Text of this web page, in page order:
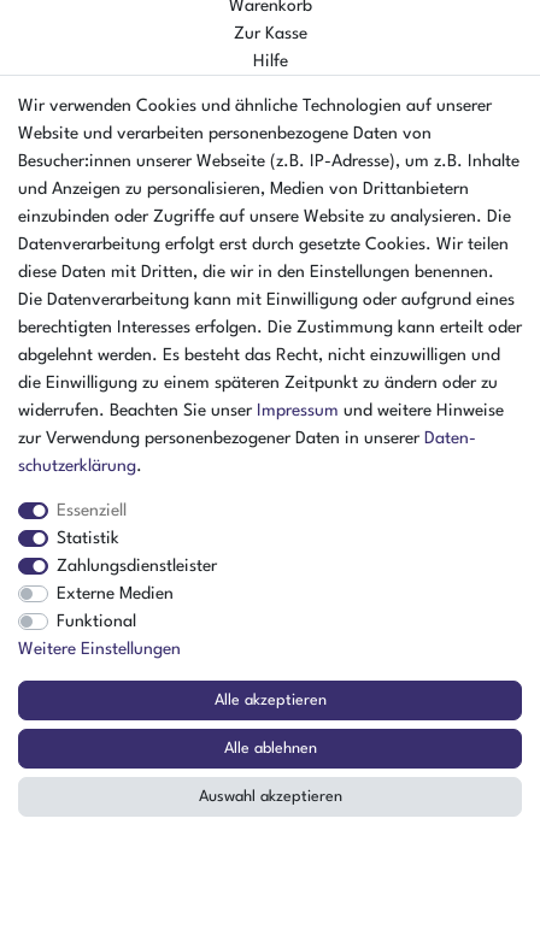
Warenkorb
Zur Kasse
Hilfe
UNTERNEHMEN
Ankaufformular
Kontakt
Datenschutzerklärung
Batterieverordnung
AGB
Impressum
ÜBER UNS
AMIKON GMBH
Einsteinstr. 8a
46325 Borken
Deutschland
Öffnungszeiten Montag - Donnerstag
Wir verwenden Cookies und ähnliche Technologien auf unserer
Website und verarbeiten personenbezogene Daten von
Besucher:innen unserer Webseite (z.B. IP-Adresse), um z.B. Inhalte
und Anzeigen zu personalisieren, Medien von Drittanbietern
einzubinden oder Zugriffe auf unsere Website zu analysieren. Die
Datenverarbeitung erfolgt erst durch gesetzte Cookies. Wir teilen
diese Daten mit Dritten, die wir in den Einstellungen benennen.
Die Datenverarbeitung kann mit Einwilligung oder aufgrund eines
berechtigten Interesses erfolgen. Die Zustimmung kann erteilt oder
abgelehnt werden. Es besteht das Recht, nicht einzuwilligen und
die Einwilligung zu einem späteren Zeitpunkt zu ändern oder zu
widerrufen. Beachten Sie unser Impressum und weitere Hinweise
zur Verwendung personenbezogener Daten in unserer Daten­
schutz­erklärung.
Essenziell
Statistik
Zahlungsdienstleister
Externe Medien
Funktional
Weitere Einstellungen
Alle akzeptieren
Alle ablehnen
Auswahl akzeptieren